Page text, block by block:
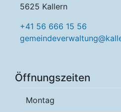
5625 Kallern
+41 56 666 15 56
Öffnungszeiten
Montag